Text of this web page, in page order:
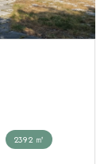
2392 ㎡